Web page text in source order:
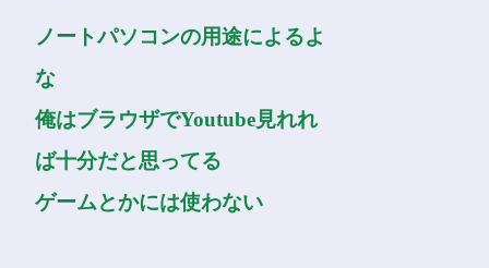
ノートパソコンの用途によるよ
な
俺はブラウザでYoutube見れれ
ば十分だと思ってる
ゲームとかには使わない